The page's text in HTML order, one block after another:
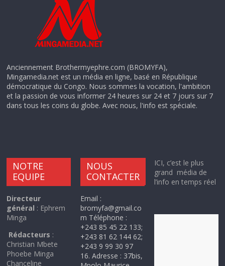
Anciennement Brothermyephre.com (BROMYFA),
Mingamedia.net est un média en ligne, basé en République
démocratique du Congo. Nous sommes la vocation, l'ambition
et la passion de vous informer 24 heures sur 24 et 7 jours sur 7
dans tous les coins du globe. Avec nous, l'info est spéciale.
NOTRE
EQUIPE
Directeur
général : Ephrem
Minga
Rédacteurs :
Christian Mbete
Phoebe Minga
Chanceline
NOUS
CONTACTER
Email :
bromyfa@gmail.co
m Téléphone :
+243 85 45 22 133;
+243 81 62 144 62;
+243 9 99 30 97
16. Adresse : 37bis,
ICI, c’est le plus
grand média de
l’info en temps réel